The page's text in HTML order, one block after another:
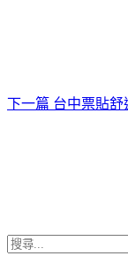
下一篇 台中票貼舒